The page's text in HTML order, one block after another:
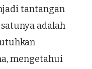
tantangan
adalah
mengetahui